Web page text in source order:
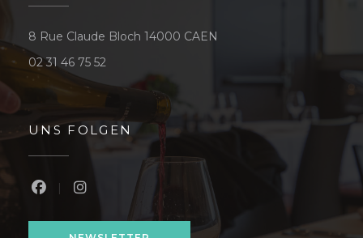
8 Rue Claude Bloch 14000 CAEN
02 31 46 75 52
UNS FOLGEN
Facebook ((öffnet ein neues Fenster))
Instagram ((öffnet ein neues Fenster))